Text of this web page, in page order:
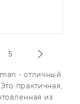
5
- отличный
практичная,
из